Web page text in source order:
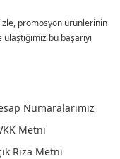
promosyon ürünlerinin
bu başarıyı
Numaralarımız
Metni
Rıza Metni